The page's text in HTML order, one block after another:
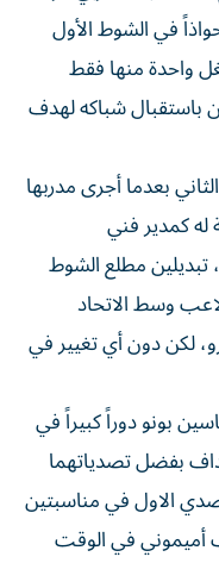
في الشوط الأول
واحدة منها فقط
باستقبال شباكه لهدف
بعدما أجرى مدربها
له كمدير فني
مطلع الشوط
وسط الاتحاد
لكن دون أي تغيير في
بونو دوراً كبيراً في
بفضل تصدياتهما
الاول في مناسبتين
أميموني في الوقت